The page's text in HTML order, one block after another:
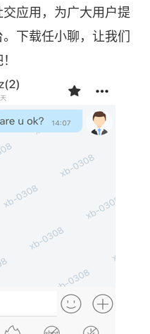
应用，为广大用户提
下载任小聊，让我们